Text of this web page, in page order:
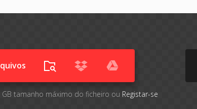
tamanho máximo do ficheiro ou Registar-se